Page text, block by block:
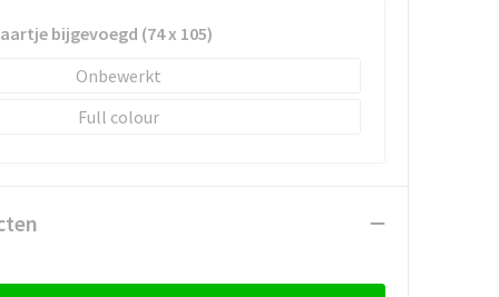
bijgevoegd (74 x 105)
Onbewerkt
Full colour